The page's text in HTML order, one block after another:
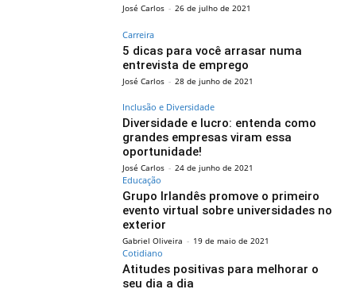
José Carlos - 26 de julho de 2021
Carreira
5 dicas para você arrasar numa
entrevista de emprego
José Carlos - 28 de junho de 2021
Inclusão e Diversidade
Diversidade e lucro: entenda como
grandes empresas viram essa
oportunidade!
José Carlos - 24 de junho de 2021
Educação
Grupo Irlandês promove o primeiro
evento virtual sobre universidades no
exterior
Gabriel Oliveira - 19 de maio de 2021
Cotidiano
Atitudes positivas para melhorar o
seu dia a dia